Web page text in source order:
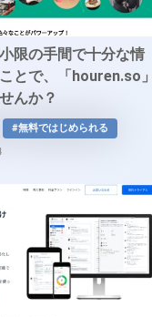
限の手間で十分な情
とで、「houren.so
んか？
#無料ではじめられる